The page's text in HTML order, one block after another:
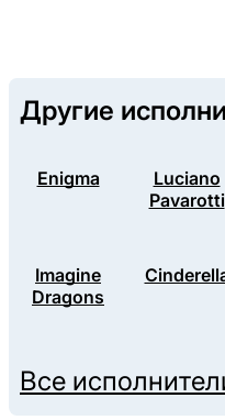
Другие
Enigma
Luciano
Pavarotti
Imagine
Dragons
Все